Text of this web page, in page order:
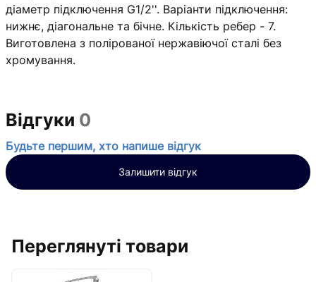
діаметр підключення G1/2''. Варіанти підключення:
нижнє, діагональне та бічне. Кількість ребер - 7.
Виготовлена з полірованої нержавіючої сталі без
хромування.
Відгуки 0
Будьте першим, хто напише відгук
Залишити відгук
Переглянуті товари